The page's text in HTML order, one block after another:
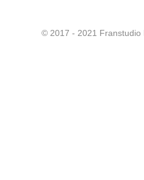
© 2017 - 2021 Franstudio